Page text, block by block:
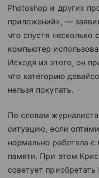
Photoshop и других
приложений», —
что спустя несколько
компьютер
Исходя из этого, он
что категорию
нельзя покупать.
По словам
ситуацию, если
нормально работала
памяти. При этом
советует